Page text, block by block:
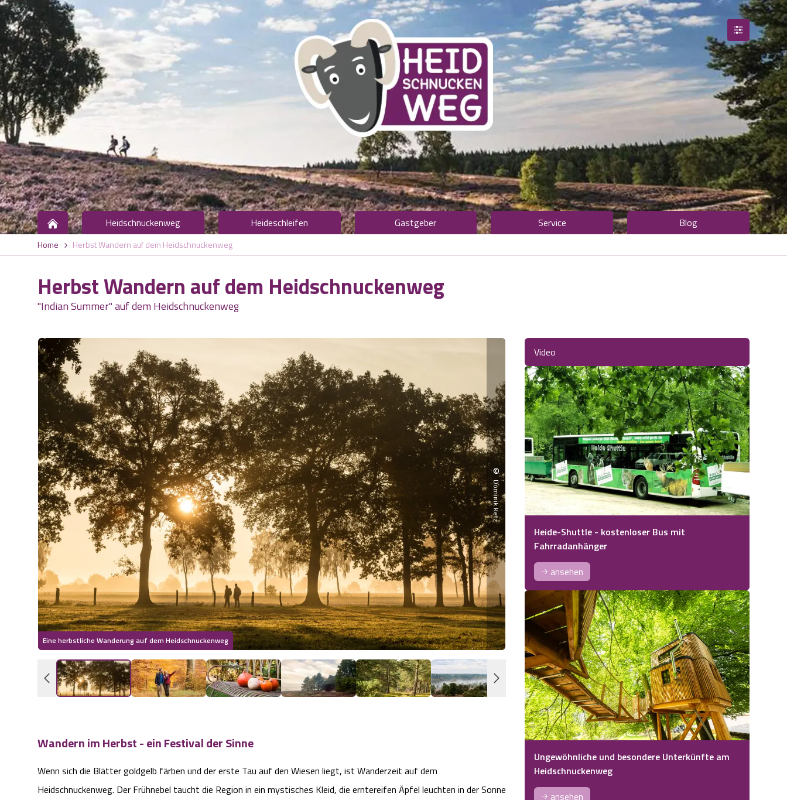
Heidschnuckenweg Heideschleifen Gastgeber Service Blog
Home Herbst Wandern auf dem Heidschnuckenweg
Herbst Wandern auf dem Heidschnuckenweg
"Indian Summer" auf dem Heidschnuckenweg
Eine herbstliche Wanderung auf dem Heidschnuckenweg
©
Dominik Ketz
eine herbstliche Wanderung im Blättermeer auf dem Heidschnuckenweg
Wandern im Herbst - ein Festival der Sinne
Wenn sich die Blätter goldgelb färben und der erste Tau auf den Wiesen liegt, ist Wanderzeit auf dem
Heidschnuckenweg. Der Frühnebel taucht die Region in ein mystisches Kleid, die erntereifen Äpfel leuchten in der Sonne
Video
Heide-Shuttle - kostenloser Bus mit
Fahrradanhänger
ansehen
Ungewöhnliche und besondere Unterkünfte am
Heidschnuckenweg
ansehen